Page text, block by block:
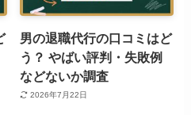
男の退職代行の口コミはど
う？ やばい評判・失敗例
などないか調査
2026年7月22日